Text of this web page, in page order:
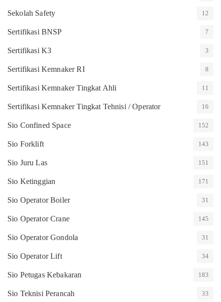
Sekolah Safety 12
Sertifikasi BNSP 7
Sertifikasi K3 3
Sertifikasi Kemnaker RI 8
Sertifikasi Kemnaker Tingkat Ahli 11
Sertifikasi Kemnaker Tingkat Tehnisi / Operator 16
Sio Confined Space 152
Sio Forklift 143
Sio Juru Las 151
Sio Ketinggian 171
Sio Operator Boiler 31
Sio Operator Crane 145
Sio Operator Gondola 31
Sio Operator Lift 34
Sio Petugas Kebakaran 183
Sio Teknisi Perancah 33